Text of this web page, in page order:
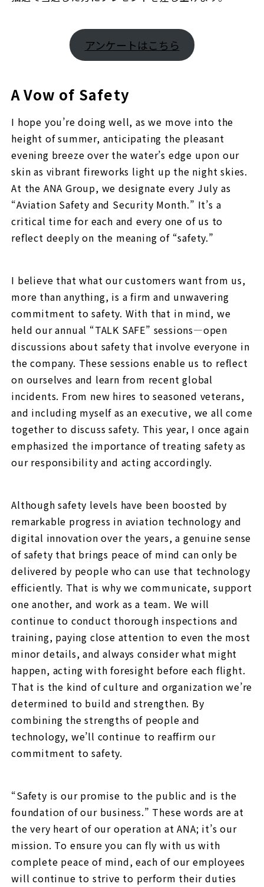
アンケートはこちら
A Vow of Safety
I hope you’re doing well, as we move into the
height of summer, anticipating the pleasant
evening breeze over the water’s edge upon our
skin as vibrant fireworks light up the night skies.
At the ANA Group, we designate every July as
“Aviation Safety and Security Month.” It’s a
critical time for each and every one of us to
reflect deeply on the meaning of “safety.”
I believe that what our customers want from us,
more than anything, is a firm and unwavering
commitment to safety. With that in mind, we
held our annual “TALK SAFE” sessions—open
discussions about safety that involve everyone in
the company. These sessions enable us to reflect
on ourselves and learn from recent global
incidents. From new hires to seasoned veterans,
and including myself as an executive, we all come
together to discuss safety. This year, I once again
emphasized the importance of treating safety as
our responsibility and acting accordingly.
Although safety levels have been boosted by
remarkable progress in aviation technology and
digital innovation over the years, a genuine sense
of safety that brings peace of mind can only be
delivered by people who can use that technology
efficiently. That is why we communicate, support
one another, and work as a team. We will
continue to conduct thorough inspections and
training, paying close attention to even the most
minor details, and always consider what might
happen, acting with foresight before each flight.
That is the kind of culture and organization we’re
determined to build and strengthen. By
combining the strengths of people and
technology, we’ll continue to reaffirm our
commitment to safety.
“Safety is our promise to the public and is the
foundation of our business.” These words are at
the very heart of our operation at ANA; it’s our
mission. To ensure you can fly with us with
complete peace of mind, each of our employees
will continue to strive to perform their duties